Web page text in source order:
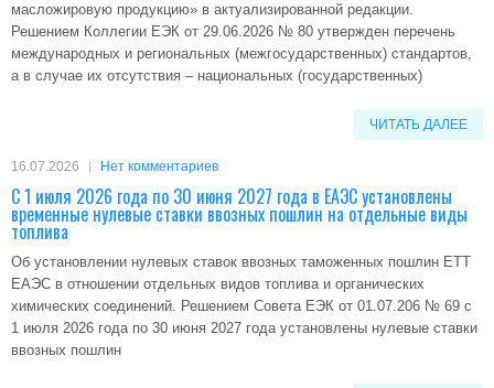
масложировую продукцию» в актуализированной редакции.
Решением Коллегии ЕЭК от 29.06.2026 № 80 утвержден перечень
международных и региональных (межгосударственных) стандартов,
а в случае их отсутствия – национальных (государственных)
ЧИТАТЬ ДАЛЕЕ
16.07.2026 Нет комментариев
С 1 июля 2026 года по 30 июня 2027 года в ЕАЭС установлены
временные нулевые ставки ввозных пошлин на отдельные виды
топлива
Об установлении нулевых ставок ввозных таможенных пошлин ЕТТ
ЕАЭС в отношении отдельных видов топлива и органических
химических соединений. Решением Совета ЕЭК от 01.07.206 № 69 с
1 июля 2026 года по 30 июня 2027 года установлены нулевые ставки
ввозных пошлин